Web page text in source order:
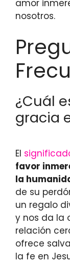
amor
nosotros.
¿Cuál
gracia
El
favor
la
de su
un regalo
y nos da la
relación
ofrece
la fe en